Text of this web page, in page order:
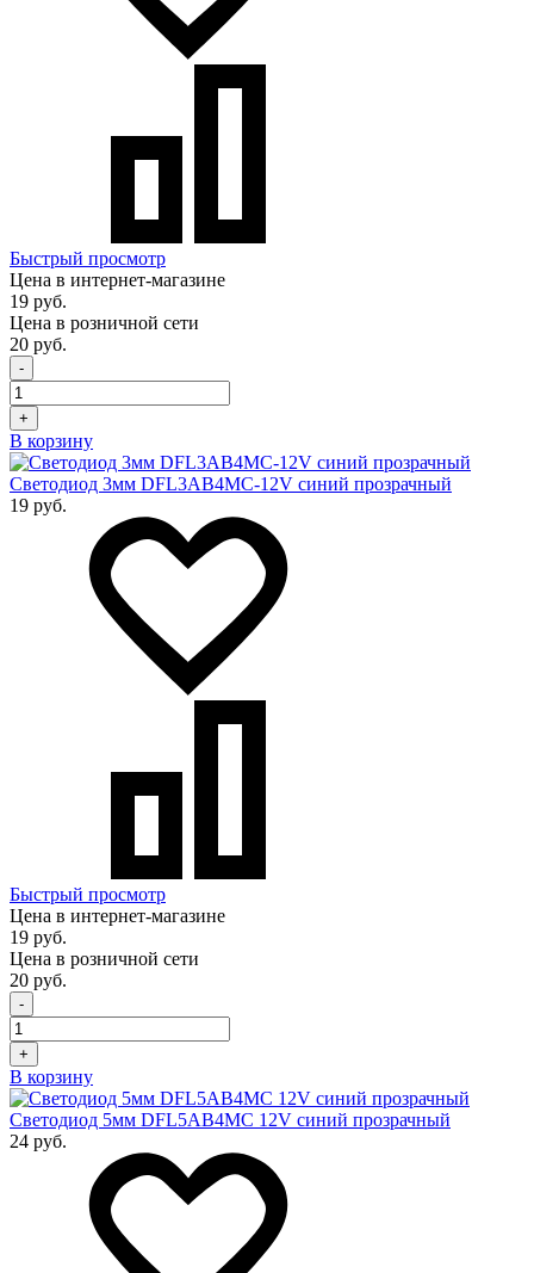
Быстрый просмотр
Цена в интернет-магазине
19 руб.
Цена в розничной сети
20 руб.
-
+
В корзину
Светодиод 3мм DFL3AB4MC-12V синий прозрачный
19 руб.
Быстрый просмотр
Цена в интернет-магазине
19 руб.
Цена в розничной сети
20 руб.
-
+
В корзину
Светодиод 5мм DFL5AB4MC 12V синий прозрачный
24 руб.